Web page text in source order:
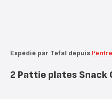
Expédié par Tefal depuis
2 Pattie plates Snack